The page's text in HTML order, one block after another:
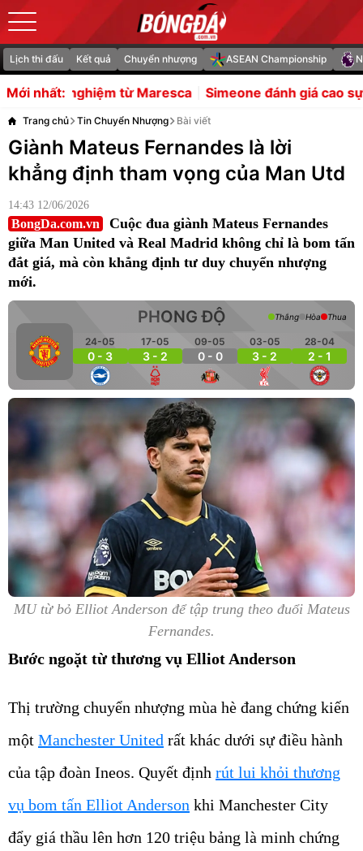
Lịch thi đấu Kết quả Chuyển nhượng ASEAN Championship
Mới nhất:
từ Maresca Simeone đánh giá cao sự đa năng của
Trang chủ Tin Chuyển Nhượng Bài viết
Giành Mateus Fernandes là lời
khẳng định tham vọng của Man Utd
14:43 12/06/2026
BongDa.com.vn
Cuộc đua giành Mateus Fernandes
giữa Man United và Real Madrid không chỉ là bom tấn
đắt giá, mà còn khẳng định tư duy chuyển nhượng
mới.
PHONG ĐỘ
24-05
0 - 3
17-05
3 - 2
09-05
0 - 0
03-05
3 - 2
28-04
2 - 1
Thắng Hòa Thua
MU từ bỏ Elliot Anderson để tập trung theo đuổi Mateus
Fernandes.
Bước ngoặt từ thương vụ Elliot Anderson
Thị trường chuyển nhượng mùa hè đang chứng kiến
một Manchester United rất khác dưới sự điều hành
của tập đoàn Ineos. Quyết định rút lui khỏi thương
vụ bom tấn Elliot Anderson khi Manchester City
đẩy giá thầu lên hơn 120 triệu bảng là minh chứng